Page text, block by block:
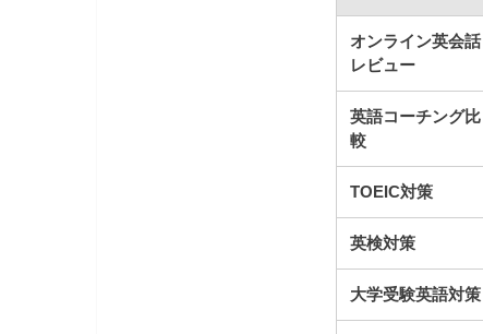
オンライン英会話
レビュー
英語コーチング比
較
TOEIC対策
英検対策
大学受験英語対策